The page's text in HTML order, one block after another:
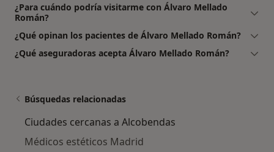
¿Para cuándo podría visitarme con Álvaro Mellado
Román?
¿Qué opinan los pacientes de Álvaro Mellado Román?
¿Qué aseguradoras acepta Álvaro Mellado Román?
Búsquedas relacionadas
Ciudades cercanas a Alcobendas
Médicos estéticos Madrid